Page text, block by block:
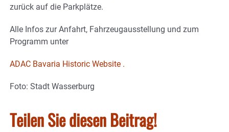
zurück auf die Parkplätze.
Alle Infos zur Anfahrt, Fahrzeugausstellung und zum
Programm unter
ADAC Bavaria Historic Website .
Foto: Stadt Wasserburg
Teilen Sie diesen Beitrag!